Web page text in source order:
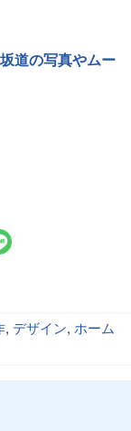
道の写真やムー
, デザイン, ホーム